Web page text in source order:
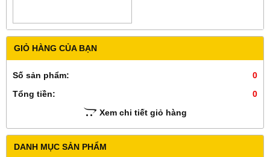
GIỎ HÀNG CỦA BẠN
Số sản phẩm:
0
Tổng tiền:
0
Xem chi tiết giỏ hàng
DANH MỤC SẢN PHẨM